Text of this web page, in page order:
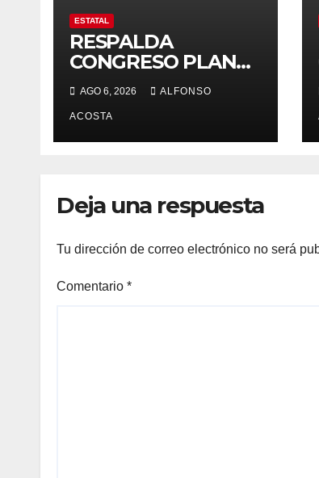
ESTATAL
RESPALDA
CONGRESO PLAN
ZONA ORIENTE *
Reciben
reconocimiento de
la gobernadora
AGO 6, 2026 ALFONSO
ACOSTA
Deja una respuesta
Tu dirección de correo electrónico no será
Comentario *